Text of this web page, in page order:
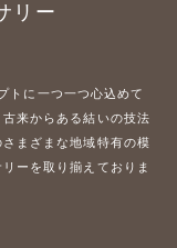
リー
トに一つ一つ心込めて
来からある結いの技法
まざまな地域特有の模
ーを取り揃えておりま